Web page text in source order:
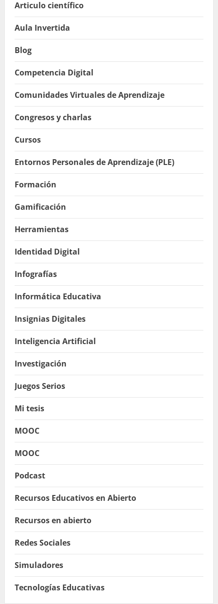
Articulo científico
Aula Invertida
Blog
Competencia Digital
Comunidades Virtuales de Aprendizaje
Congresos y charlas
Cursos
Entornos Personales de Aprendizaje (PLE)
Formación
Gamificación
Herramientas
Identidad Digital
Infografías
Informática Educativa
Insignias Digitales
Inteligencia Artificial
Investigación
Juegos Serios
Mi tesis
MOOC
MOOC
Podcast
Recursos Educativos en Abierto
Recursos en abierto
Redes Sociales
Simuladores
Tecnologías Educativas